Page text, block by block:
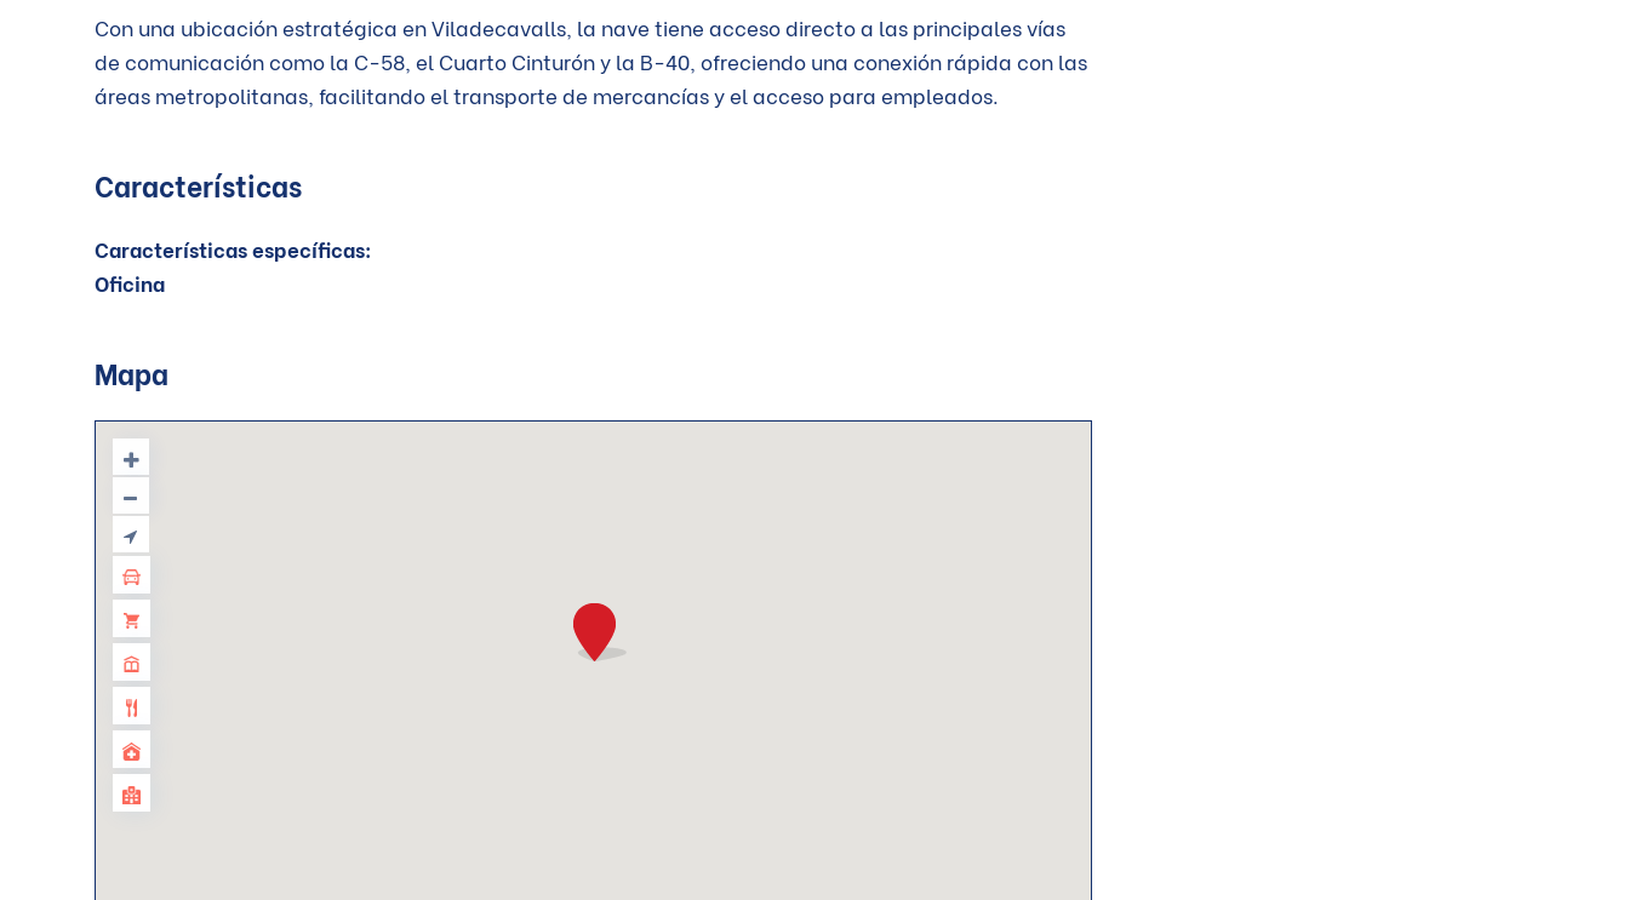
Con una ubicación estratégica en Viladecavalls, la nave tiene acceso directo a las principales vías
de comunicación como la C-58, el Cuarto Cinturón y la B-40, ofreciendo una conexión rápida con las
áreas metropolitanas, facilitando el transporte de mercancías y el acceso para empleados.
Características
Características específicas:
oficina
Mapa